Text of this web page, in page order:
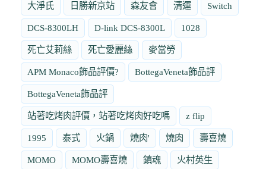
大淨氏 日勝新京站 森友會 清運 Switch
DCS-8300LH D-link DCS-8300L 1028
死亡艾莉絲 死亡愛麗絲 麥當勞
APM Monaco飾品評價? BottegaVeneta飾品評
BottegaVeneta飾品評
站著吃烤肉評價，站著吃烤肉好吃嗎 z flip
1995 泰式 火鍋 燒肉' 燒肉 壽喜燒
MOMO MOMO壽喜燒 鎮魂 火村英生